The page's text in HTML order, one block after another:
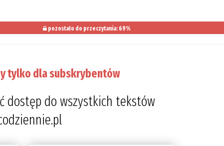
pozostało do przeczytania: 69%
tylko dla subskrybentów
dostęp do wszystkich tekstów